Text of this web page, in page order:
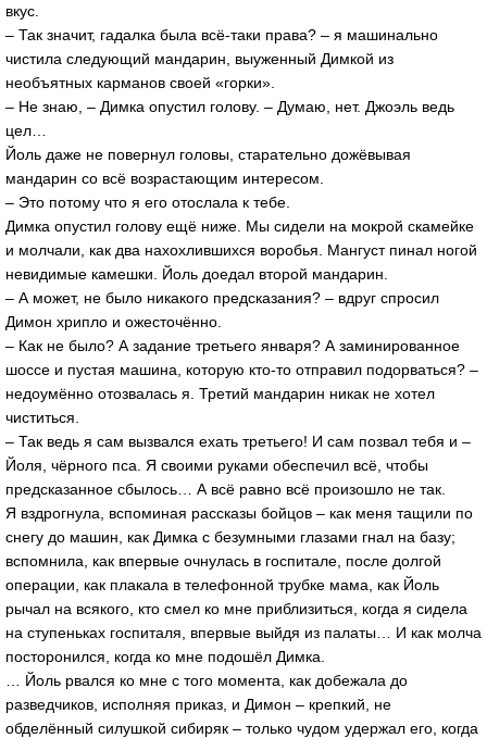
вкус.
– Так значит, гадалка была всё-таки права? – я машинально
чистила следующий мандарин, выуженный Димкой из
необъятных карманов своей «горки».
– Не знаю, – Димка опустил голову. – Думаю, нет. Джоэль ведь
цел…
Йоль даже не повернул головы, старательно дожёвывая
мандарин со всё возрастающим интересом.
– Это потому что я его отослала к тебе.
Димка опустил голову ещё ниже. Мы сидели на мокрой скамейке
и молчали, как два нахохлившихся воробья. Мангуст пинал ногой
невидимые камешки. Йоль доедал второй мандарин.
– А может, не было никакого предсказания? – вдруг спросил
Димон хрипло и ожесточённо.
– Как не было? А задание третьего января? А заминированное
шоссе и пустая машина, которую кто-то отправил подорваться? –
недоумённо отозвалась я. Третий мандарин никак не хотел
чиститься.
– Так ведь я сам вызвался ехать третьего! И сам позвал тебя и –
Йоля, чёрного пса. Я своими руками обеспечил всё, чтобы
предсказанное сбылось… А всё равно всё произошло не так.
Я вздрогнула, вспоминая рассказы бойцов – как меня тащили по
снегу до машин, как Димка с безумными глазами гнал на базу;
вспомнила, как впервые очнулась в госпитале, после долгой
операции, как плакала в телефонной трубке мама, как Йоль
рычал на всякого, кто смел ко мне приблизиться, когда я сидела
на ступеньках госпиталя, впервые выйдя из палаты… И как молча
посторонился, когда ко мне подошёл Димка.
… Йоль рвался ко мне с того момента, как добежала до
разведчиков, исполняя приказ, и Димон – крепкий, не
обделённый силушкой сибиряк – только чудом удержал его, когда